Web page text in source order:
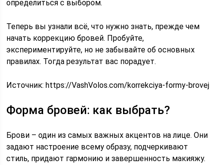
определиться с выбором.
Теперь вы узнали всё, что нужно знать, прежде чем
начать коррекцию бровей. Пробуйте,
экспериментируйте, но не забывайте об основных
правилах. Тогда результат вас порадует.
Источник:https://VashVolos.com/korrekciya-formy-brovej
Форма бровей: как выбрать?
Брови – один из самых важных акцентов на лице. Они
задают настроение всему образу, подчеркивают
стиль, придают гармонию и завершенность макияжу.